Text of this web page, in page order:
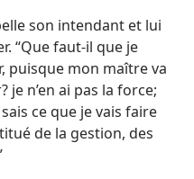
son intendant et lui
“Que faut-​il que je
puisque mon maître va
je n’en ai pas la force;
ce que je vais faire
de la gestion, des